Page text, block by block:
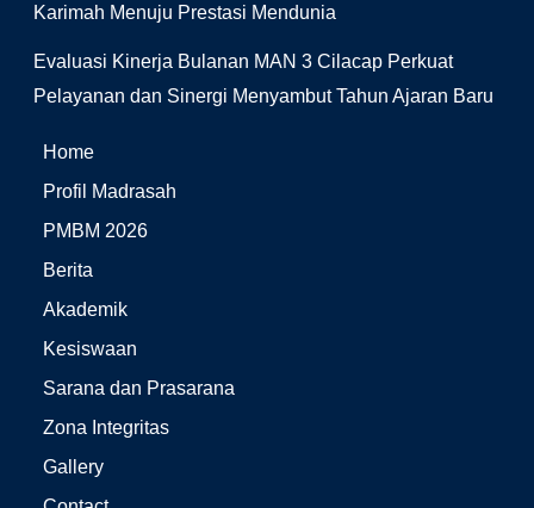
Karimah Menuju Prestasi Mendunia
Evaluasi Kinerja Bulanan MAN 3 Cilacap Perkuat
Pelayanan dan Sinergi Menyambut Tahun Ajaran Baru
Home
Profil Madrasah
PMBM 2026
Berita
Akademik
Kesiswaan
Sarana dan Prasarana
Zona Integritas
Gallery